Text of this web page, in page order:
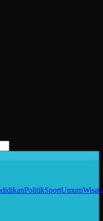
PolitikSportUmumWisata